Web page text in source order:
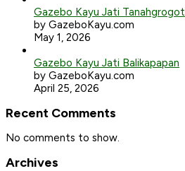
Gazebo Kayu Jati Tanahgrogot
by GazeboKayu.com
May 1, 2026
Gazebo Kayu Jati Balikapapan
by GazeboKayu.com
April 25, 2026
Recent Comments
No comments to show.
Archives